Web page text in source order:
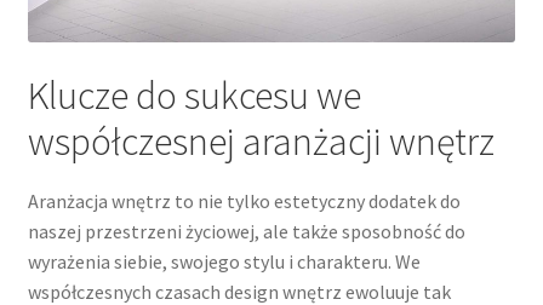
Klucze do sukcesu we
współczesnej aranżacji wnętrz
Aranżacja wnętrz to nie tylko estetyczny dodatek do
naszej przestrzeni życiowej, ale także sposobność do
wyrażenia siebie, swojego stylu i charakteru. We
współczesnych czasach design wnętrz ewoluuje tak